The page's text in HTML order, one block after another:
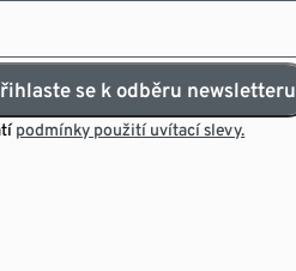
se k odběru newsletteru
podmínky použití uvítací slevy.